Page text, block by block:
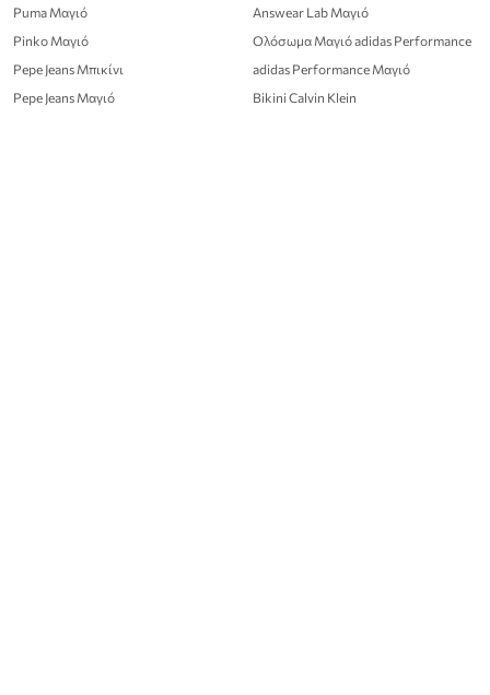
Puma Μαγιό
Pinko Μαγιό
Pepe Jeans Μπικίνι
Pepe Jeans Μαγιό
Answear Lab Μαγιό
Ολόσωμα Μαγιό adidas Performance
adidas Performance Μαγιό
Bikini Calvin Klein